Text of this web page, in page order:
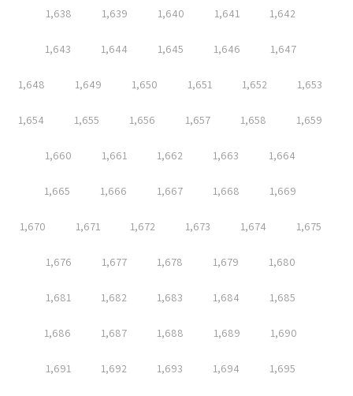
1,638 1,639 1,640 1,641 1,642
1,643 1,644 1,645 1,646 1,647
1,648 1,649 1,650 1,651 1,652 1,653
1,654 1,655 1,656 1,657 1,658 1,659
1,660 1,661 1,662 1,663 1,664
1,665 1,666 1,667 1,668 1,669
1,670 1,671 1,672 1,673 1,674 1,675
1,676 1,677 1,678 1,679 1,680
1,681 1,682 1,683 1,684 1,685
1,686 1,687 1,688 1,689 1,690
1,691 1,692 1,693 1,694 1,695